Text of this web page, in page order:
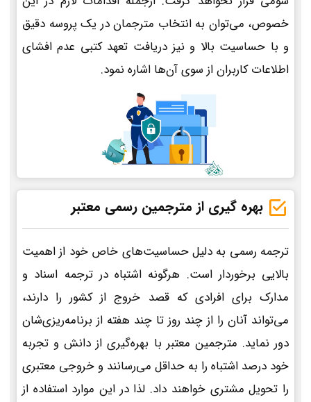
خصوص، می‌توان به انتخاب مترجمان در یک پروسه دقیق
و با حساسیت بالا و نیز دریافت تعهد کتبی عدم افشای
اطلاعات کاربران از سوی آن‌ها اشاره نمود.
بهره گیری از مترجمین رسمی معتبر
ترجمه رسمی به دلیل حساسیت‌های خاص خود از اهمیت
بالایی برخوردار است. هرگونه اشتباه در ترجمه اسناد و
مدارک برای افرادی که قصد خروج از کشور را دارند،
می‌تواند آنان را از چند روز تا چند هفته از برنامه‌ریزی‌شان
دور نماید. مترجمین معتبر با بهره‌گیری از دانش و تجربه
خود درصد اشتباه را به حداقل می‌رسانند و خروجی معتبری
را تحویل مشتری خواهند داد. لذا در این موارد استفاده از